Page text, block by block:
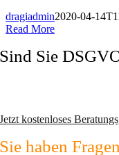
dragiadmin2020-04-
Read More
Sind Sie
Jetzt kostenloses
Sie haben